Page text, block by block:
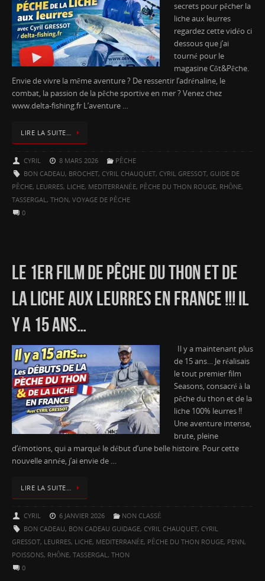
secrets pour pêcher la
liche aux leurres
regardez cette vidéo ci
dessous que j’ai
tourné pour le
magasine Côt&Pêche.
Envie de vivre la même aventure ? De ressentir l’adrénaline, le
combat, la passion de la pêche sportive en mer ? Venez chez
www.delta-fishing.fr L’aventure …
LIRE LA SUITE…
CYRIL 8 MARS 2026
PÊCHE
BON CADEAU, BROCHET, CYRIL CHAUQUET, CYRIL GRESSOT, GUIDE DE
PÊCHE, LEURRES, LICHE, MEDITERRANÉE, PÊCHE DU THON ROUGE, RHÔNE,
TASSERGAL, THON, VOYAGE DE PÊCHE
0
LE 1ER FILM DE PÊCHE DU THON ET DE
LA LICHE AUX LEURRES EN FRANCE !!! IL
Y A 15 ANS…
Il y a maintenant plus
de 15 ans… Je réalisais
le tout premier film
Seasons, consacré à la
pêche du thon et de la
liche 100% leurres !!
Une aventure intense,
brute, pleine
d’émotions, qui a marqué le début d’une belle histoire. Pour cette
nouvelle année, j’ai envie de …
LIRE LA SUITE…
CYRIL 6 JANVIER 2026
NON CLASSÉ
BON CADEAU, BON CADEAU GUIDAGE, CYRIL CHAUQUET, CYRIL
GRESSOT, LEURRES, LICHE, MEDITERRANÉE, PÊCHE DU THON ROUGE, PENN,
POISSONS, RHÔNE, TASSERGAL, THON
0